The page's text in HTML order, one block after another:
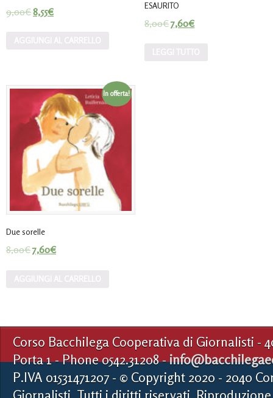
9,00€8,55€
ESAURITO
8,00€7,60€
In offerta!
Due sorelle
8,00€7,60€
Corso Bacchilega Cooperativa di Giornalisti -
Porta 1 - Phone 0542.31208 -
P.IVA 01531471207 - © Copyright 2020 - 2040
Giornalisti. Tutti i diritti riservati.